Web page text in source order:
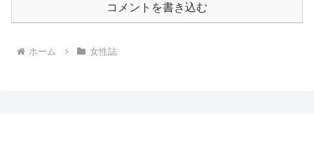
コメントを書き込む
ホーム 女性誌